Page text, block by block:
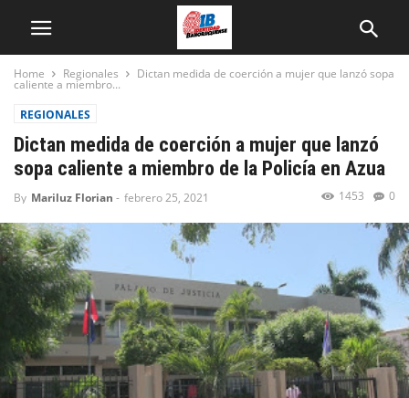
Home Regionales Dictan medida de coerción a mujer que lanzó sopa
caliente a miembro...
REGIONALES
Dictan medida de coerción a mujer que lanzó
sopa caliente a miembro de la Policía en Azua
By Mariluz Florian - febrero 25, 2021 0
1453